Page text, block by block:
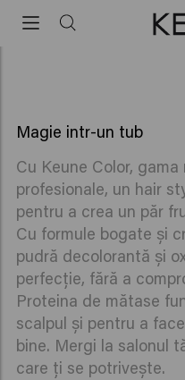
Keune Color
Magie intr-un tub
Cu Keune Color,
profesionale, un hair
pentru a crea un păr
Cu formule bogate și
pudră decolorantă și
perfecție, fără a
Proteina de mătase
scalpul și pentru a
bine. Mergi la salonul
care ți se potrivește.